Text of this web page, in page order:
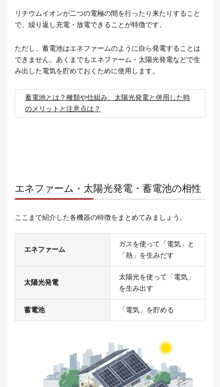
リチウムイオンが二つの電極の間を行ったり来たりすること
で、繰り返し充電・放電できることが特徴です。
ただし、蓄電池はエネファームのように自ら発電することは
できません。あくまでもエネファーム・太陽光発電などで生
み出した電気を貯めておくために使用します。
蓄電池とは？種類や仕組み、太陽光発電と併用した時
のメリットと注意点は？
エネファーム・太陽光発電・蓄電池の相性
ここまで紹介した各機器の特徴をまとめてみましょう。
エネファーム
ガスを使って「電気」と
「熱」を生みだす
太陽光発電
太陽光を使って「電気」
を生み出す
蓄電池 「電気」を貯める